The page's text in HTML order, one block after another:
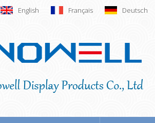
English Français Deutsch